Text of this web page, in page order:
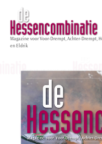
Magazine voor Voor-Drempt, Achter-Drempt,
en Eldrik